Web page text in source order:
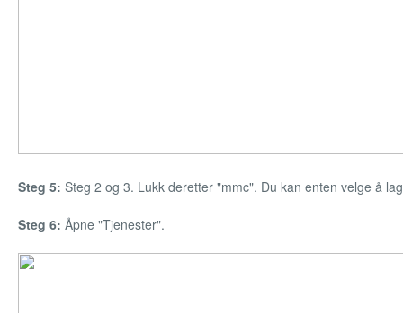
Steg 5: Steg 2 og 3. Lukk deretter "mmc". Du kan enten velge å
Steg 6: Åpne "Tjenester".